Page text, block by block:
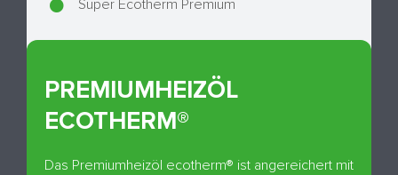
Super Ecotherm Premium
PREMIUMHEIZÖL
ECOTHERM®
Das Premiumheizöl ecotherm® ist angereichert mit